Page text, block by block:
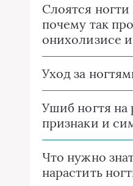
Слоятся ногти
почему так
онихолизисе
Уход за
Ушиб ногтя на
признаки и
Что нужно
нарастить